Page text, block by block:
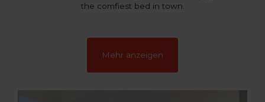
the comfiest bed in town.
Mehr anzeigen